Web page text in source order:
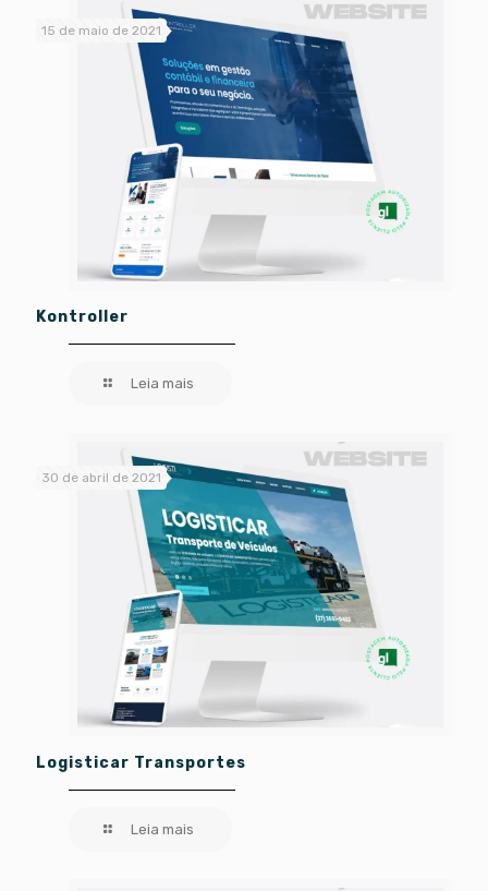
15 de maio de 2021
Kontroller
Leia mais
30 de abril de 2021
Logisticar Transportes
Leia mais